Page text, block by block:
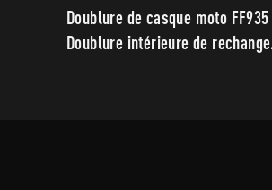
Doublure de casque moto
Doublure intérieure de rechange